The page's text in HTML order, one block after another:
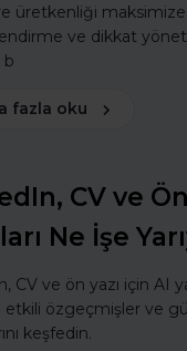
üretkenliği
ve dikkat
b
fazla oku
CV ve
Ne İşe
CV ve ön yazı için AI
etkili özgeçmişler ve
keşfedin.